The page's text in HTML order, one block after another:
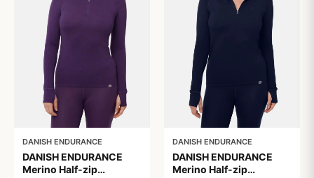
DANISH ENDURANCE
DANISH ENDURANCE
Merino Half-zip
DANISH ENDURANCE
DANISH ENDURANCE
Merino Half-zip